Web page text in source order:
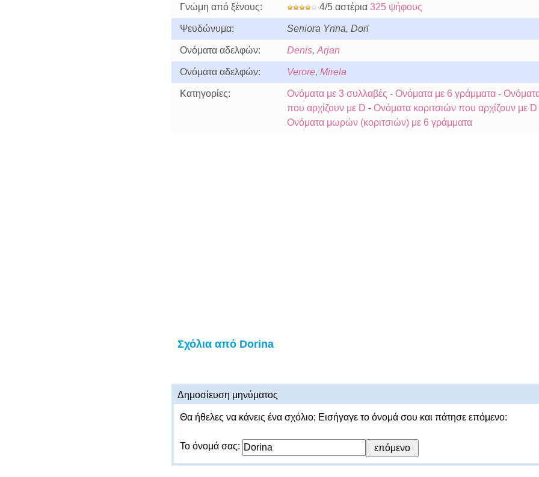
Γνώμη από ξένους: 4/5 αστέρια 325 ψήφους
Ψευδώνυμα: Seniora Ynna, Dori
Ονόματα αδελφών: Denis, Arjan
Ονόματα αδελφών: Verore, Mirela
Κατηγορίες: Ονόματα με 3 συλλαβές - Ονόματα με 6 γράμματα-
που αρχίζουν με D - Ονόματα κοριτσιών που αρχίζουν με D
Ονόματα μωρών (κοριτσιών) με 6 γράμματα
Σχόλια από Dorina
Δημοσίευση μηνύματος
Θα ήθελες να κάνεις ένα σχόλιο; Εισήγαγε το όνομά σου και πάτησε επόμενο:
Το όνομά σας: